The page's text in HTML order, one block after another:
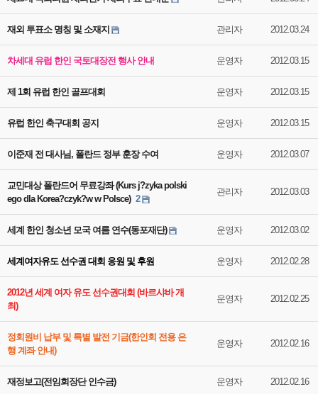
재외 투표소 명칭 및 소재지 관리자 2012.03.24
차세대 유럽 한인 국토대장전 행사 안내 운영자 2012.03.15
제 1회 유럽 한인 골프대회 운영자 2012.03.15
유럽 한인 축구대회 공지 운영자 2012.03.15
이준재 전 대사님, 폴란드 정부 훈장 수여 운영자 2012.03.07
교민대상 폴란드어 무료강좌 (Kurs j?zyka polski
ego dla Korea?czyk?w w Polsce) 2
관리자 2012.03.03
세계 한인 청소년 모국 여름 연수(동포재단) 운영자 2012.03.02
세계여자유도 선수권 대회 응원 및 후원 운영자 2012.02.28
2012년 세계 여자 유도 선수권대회 (바르샤바 개
최)
운영자 2012.02.25
정회원비 납부 및 특별 발전 기금(한인회 전용 은
행 계좌 안내)
운영자 2012.02.16
재정보고(전임회장단 인수금) 운영자 2012.02.16